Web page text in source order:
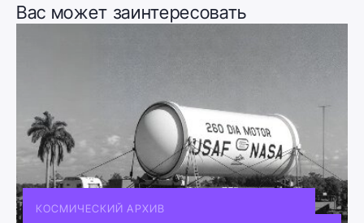
Вас может заинтересовать
КОСМИЧЕСКИЙ АРХИВ